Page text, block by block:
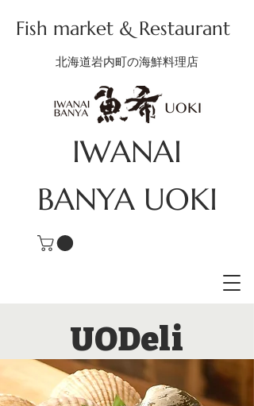
Fish market & Restaurant
北海道岩内町の海鮮料理店
IWANAI
BANYA UOKI
UODeli